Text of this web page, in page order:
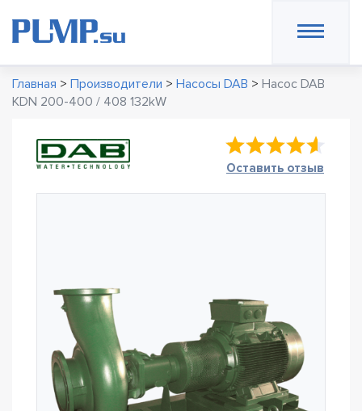
Главная > Производители > Насосы DAB > Насос DAB
KDN 200-400 / 408 132kW
Оставить отзыв